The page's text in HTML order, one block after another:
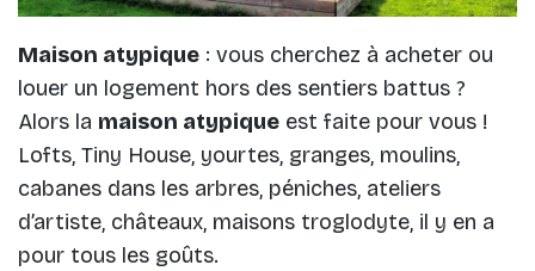
Maison atypique : vous cherchez à acheter ou
louer un logement hors des sentiers battus ?
Alors la maison atypique est faite pour vous !
Lofts, Tiny House, yourtes, granges, moulins,
cabanes dans les arbres, péniches, ateliers
d’artiste, châteaux, maisons troglodyte, il y en a
pour tous les goûts.